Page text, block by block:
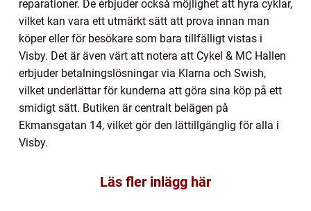
reparationer. De erbjuder också möjlighet att hyra cyklar,
vilket kan vara ett utmärkt sätt att prova innan man
köper eller för besökare som bara tillfälligt vistas i
Visby. Det är även värt att notera att Cykel & MC Hallen
erbjuder betalningslösningar via Klarna och Swish,
vilket underlättar för kunderna att göra sina köp på ett
smidigt sätt. Butiken är centralt belägen på
Ekmansgatan 14, vilket gör den lättillgänglig för alla i
Visby.
Läs fler inlägg här